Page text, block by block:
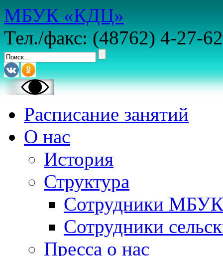
МБУК «КДЦ»
Тел./факс: (48762) 4-27-62
Расписание занятий
О нас
История
Структура
Сотрудники
Сотрудники
Пресса о нас